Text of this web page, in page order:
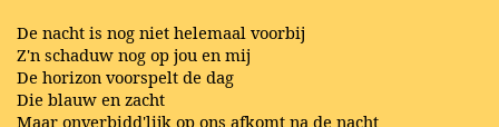
De nacht is nog niet helemaal voorbij
Z'n schaduw nog op jou en mij
De horizon voorspelt de dag
Die blauw en zacht
Maar onverbidd'lijk op ons afkomt na de nacht